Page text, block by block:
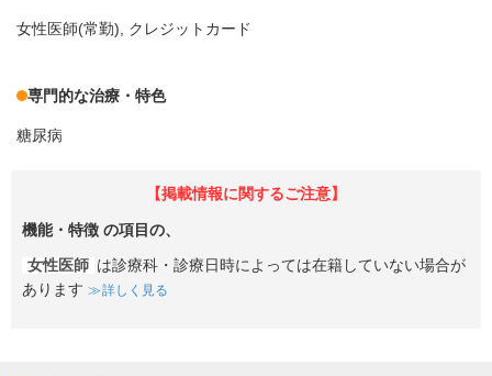
女性医師(常勤) クレジットカード
専門的な治療・特色
糖尿病
【掲載情報に関するご注意】
機能・特徴 の項目の、
女性医師 は診療科・診療日時によっては在籍していない場合が
あります
詳しく見る